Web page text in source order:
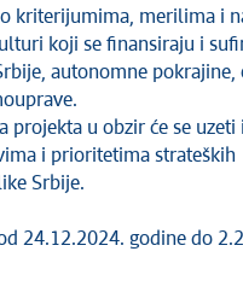
kriterijumima, merilima i
koji se finansiraju i
autonomne pokrajine,
projekta u obzir će se uzeti i
i prioritetima strateških
Srbije.
24.12.2024. godine do